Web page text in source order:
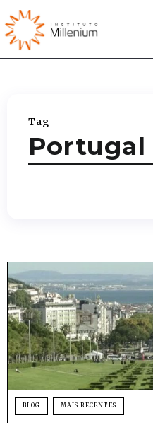
Tag
Portugal
BLOG MAIS RECENTES